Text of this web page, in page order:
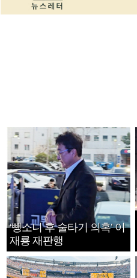
‘뺑소니 후 술타기 의혹’ 이
재룡 재판행